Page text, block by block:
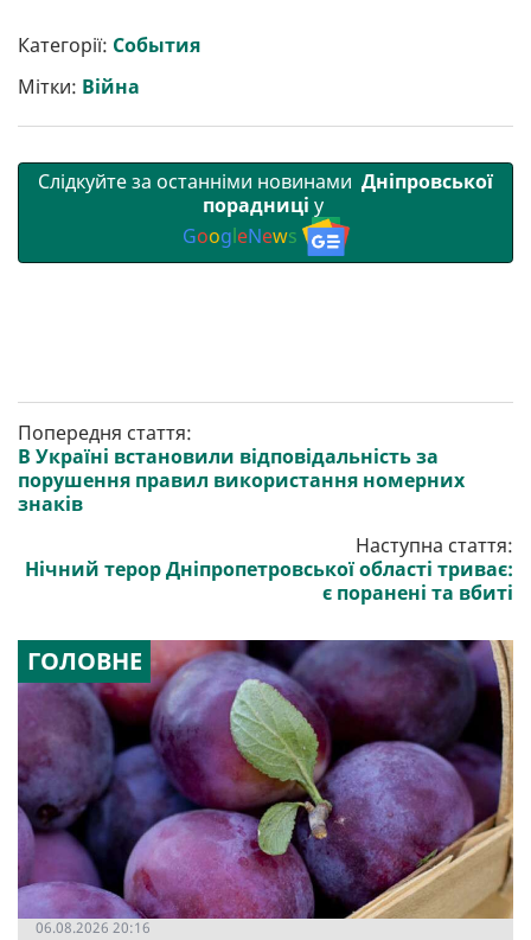
р
и
т
и
b
o
o
k
t
e
l
Категорії: События
Мітки: Війна
Слідкуйте за останніми новинами Дніпровської
порадниці у
GoogleNews
Попередня стаття:
В Україні встановили відповідальність за
порушення правил використання номерних
знаків
Наступна стаття:
Нічний терор Дніпропетровської області триває:
є поранені та вбиті
ГОЛОВНЕ
06.08.2026 20:16